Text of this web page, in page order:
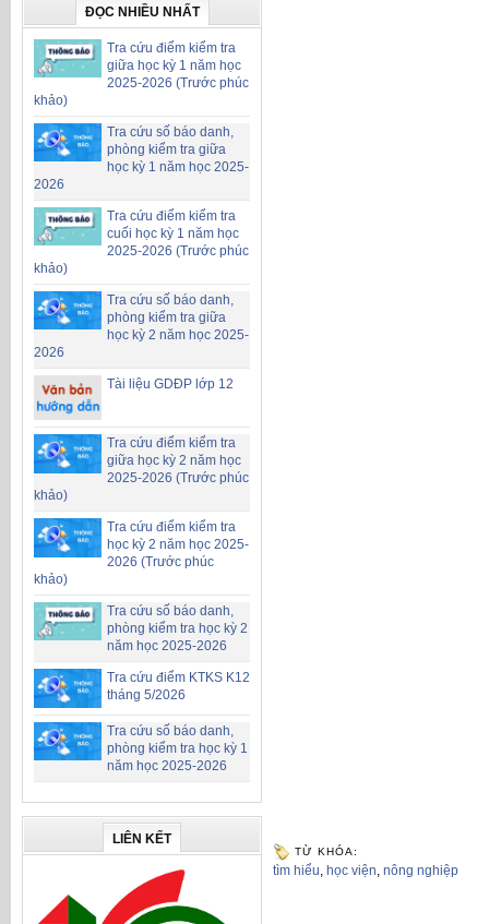
ĐỌC NHIỀU NHẤT
Tra cứu điểm kiểm tra
giữa học kỳ 1 năm học
2025-2026 (Trước phúc
khảo)
Tra cứu số báo danh,
phòng kiểm tra giữa
học kỳ 1 năm học 2025-
2026
Tra cứu điểm kiểm tra
cuối học kỳ 1 năm học
2025-2026 (Trước phúc
khảo)
Tra cứu số báo danh,
phòng kiểm tra giữa
học kỳ 2 năm học 2025-
2026
Tài liệu GDĐP lớp 12
Tra cứu điểm kiểm tra
giữa học kỳ 2 năm học
2025-2026 (Trước phúc
khảo)
Tra cứu điểm kiểm tra
học kỳ 2 năm học 2025-
2026 (Trước phúc
khảo)
Tra cứu số báo danh,
phòng kiểm tra học kỳ 2
năm học 2025-2026
Tra cứu điểm KTKS K12
tháng 5/2026
Tra cứu số báo danh,
phòng kiểm tra học kỳ 1
năm học 2025-2026
LIÊN KẾT
TỪ KHÓA:
tìm hiểu, học viện, nông nghiệp